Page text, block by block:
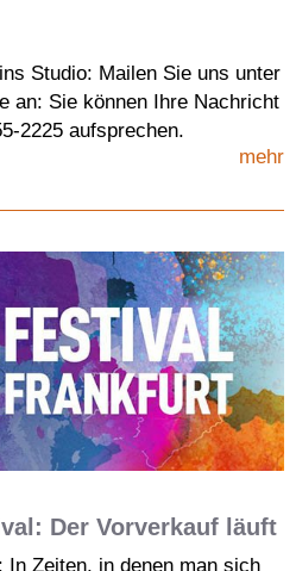
Studio: Mailen Sie uns unter
an: Sie können Ihre Nachricht
2225 aufsprechen.
mehr
Der Vorverkauf läuft
: In Zeiten, in denen man sich